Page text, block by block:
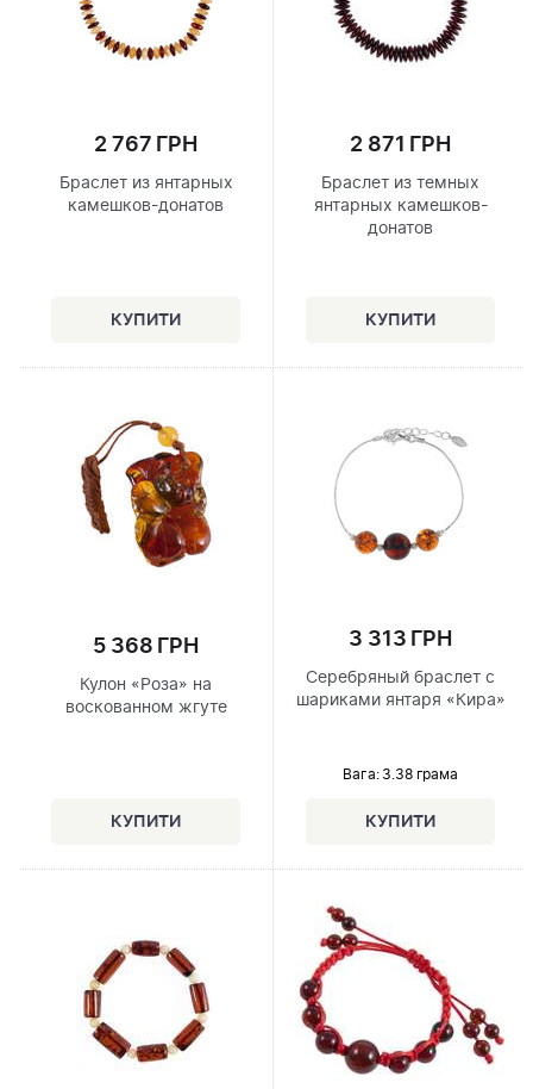
2 767 ГРН
Браслет из янтарных
камешков-донатов
2 871 ГРН
Браслет из темных
янтарных камешков-
донатов
5 368 ГРН
Кулон «Роза» на
воскованном жгуте
3 313 ГРН
Серебряный браслет с
шариками янтаря «Кира»
Вага: 3.38 грама